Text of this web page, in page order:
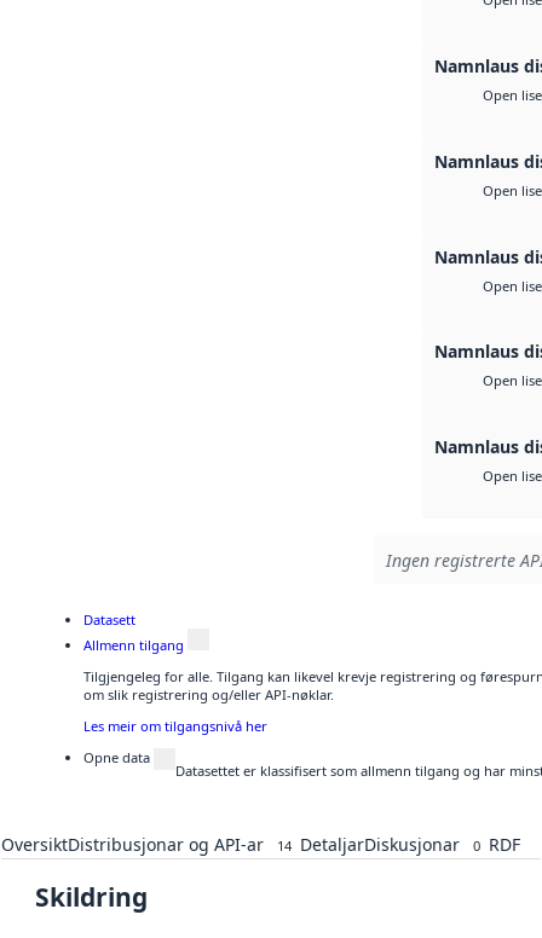
Namnlaus
Open
Namnlaus
Open
Namnlaus
Open
Namnlaus
Open
Namnlaus
Open
Ingen registrerte
Datasett
Allmenn tilgang
Tilgjengeleg for alle. Tilgang kan likevel krevje registrering og
om slik registrering og/eller API-nøklar.
Les meir om tilgangsnivå her
Opne data
Datasettet er klassifisert som allmenn tilgang og har
OversiktDistribusjonar og API-ar 14 DetaljarDiskusjonar 0 RDF
Skildring